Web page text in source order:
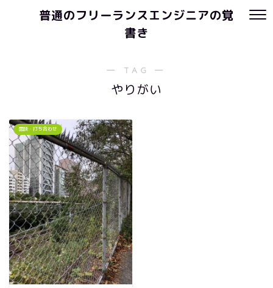
普通のフリーランスエンジニアの覚
書き
― TAG ―
やりがい
面談・打ち合わせ